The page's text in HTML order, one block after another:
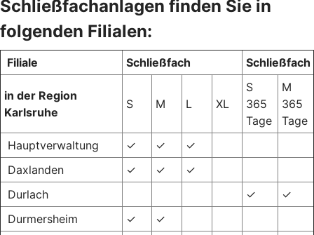
Schließfachanlagen finden Sie in
folgenden Filialen:
Filiale Schließfach Schließfach
in der Region
Karlsruhe
S M L XL
S
365
Tage
M
365
Tage
Hauptverwaltung
✓ ✓
✓
Daxlanden
✓ ✓
✓
Durlach
✓
✓
Durmersheim
✓
✓